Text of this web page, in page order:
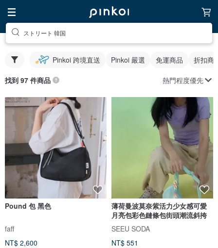
ストリート 韓国
Pinkoi 跨境直送 Pinkoi 嚴選 免運商品 折扣商
找到 97 件商品 熱門程度優先
Pound 包 黑色
faff
NT$ 2,600
薄荷曼波莫奈紫活力少女感可愛
月亮包彩色鏈條包街頭潮流斜挎
SEEU SODA
NT$ 551